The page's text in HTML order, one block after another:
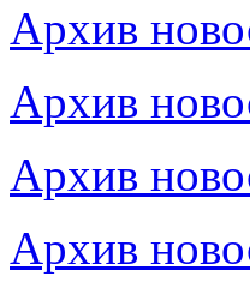
Архив
Архив
Архив
Архив